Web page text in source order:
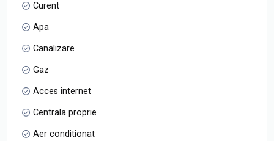
Curent
Apa
Canalizare
Gaz
Acces internet
Centrala proprie
Aer conditionat